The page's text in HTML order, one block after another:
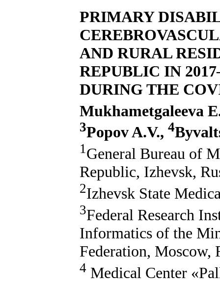
PRIMARY
AND RURAL
REPUBLIC IN
DURING THE
Mukhametgaleeva
3Popov A.V., 4
1General Bureau of
Republic, Izhevsk,
2Izhevsk State
3Federal Research
Informatics of the
Federation, Moscow,
4 Medical Center